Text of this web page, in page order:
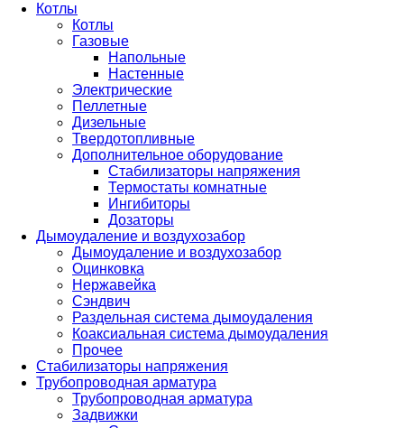
Котлы
Котлы
Газовые
Напольные
Настенные
Электрические
Пеллетные
Дизельные
Твердотопливные
Дополнительное оборудование
Стабилизаторы напряжения
Термостаты комнатные
Ингибиторы
Дозаторы
Дымоудаление и воздухозабор
Дымоудаление и воздухозабор
Оцинковка
Нержавейка
Сэндвич
Раздельная система дымоудаления
Коаксиальная система дымоудаления
Прочее
Стабилизаторы напряжения
Трубопроводная арматура
Трубопроводная арматура
Задвижки